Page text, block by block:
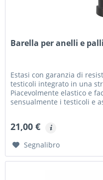
Barella per anelli e
Estasi con garanzia di
testicoli integrato in una
Piacevolmente elastico e
sensualmente i testicoli e
21,00 €
Segnalibro